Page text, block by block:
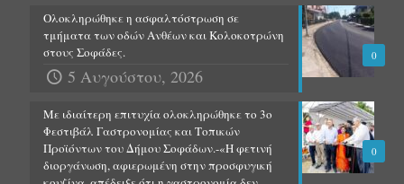
0
Ολοκληρώθηκε η ασφαλτόστρωση σε
τμήματα των οδών Ανθέων και Κολοκοτρώνη
στους Σοφάδες.
5 Αυγούστου, 2026
0
Με ιδιαίτερη επιτυχία ολοκληρώθηκε το 3ο
Φεστιβάλ Γαστρονομίας και Τοπικών
Προϊόντων του Δήμου Σοφάδων.-«Η φετινή
διοργάνωση, αφιερωμένη στην προσφυγική